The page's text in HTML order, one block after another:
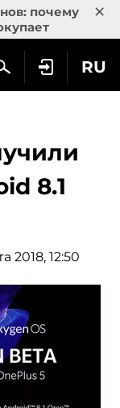
почему
×
RU
8.1
2018, 12:50